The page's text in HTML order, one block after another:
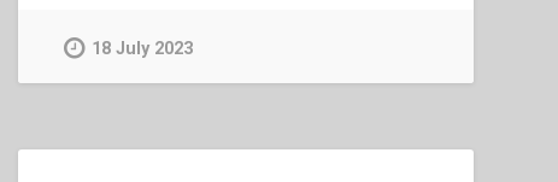
18 July 2023